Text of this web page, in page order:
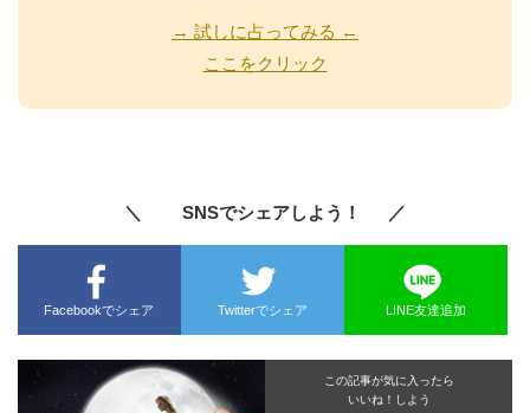
→ 試しに占ってみる ←
ここをクリック
＼ SNSでシェアしよう！ ／
Facebookでシェア Twitterでシェア LINE友達追加
この記事が気に入ったら
いいね！しよう